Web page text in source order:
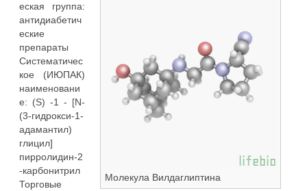
Молекула Вилдаглиптина
еская группа:
антидиабетич
еские
препараты
Систематичес
кое (ИЮПАК)
наименовани
е: (S) -1 - [N-
(3-гидрокси-1-
адамантил)
глицил]
пирролидин-2
-карбонитрил
Торговые